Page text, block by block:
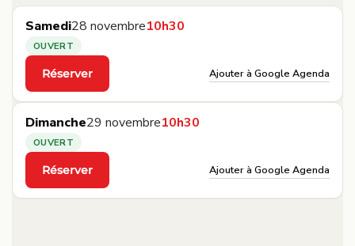
Samedi28 novembre10h30
OUVERT
Réserver
·
Ajouter à Google Agenda
Dimanche29 novembre10h30
OUVERT
Réserver
·
Ajouter à Google Agenda